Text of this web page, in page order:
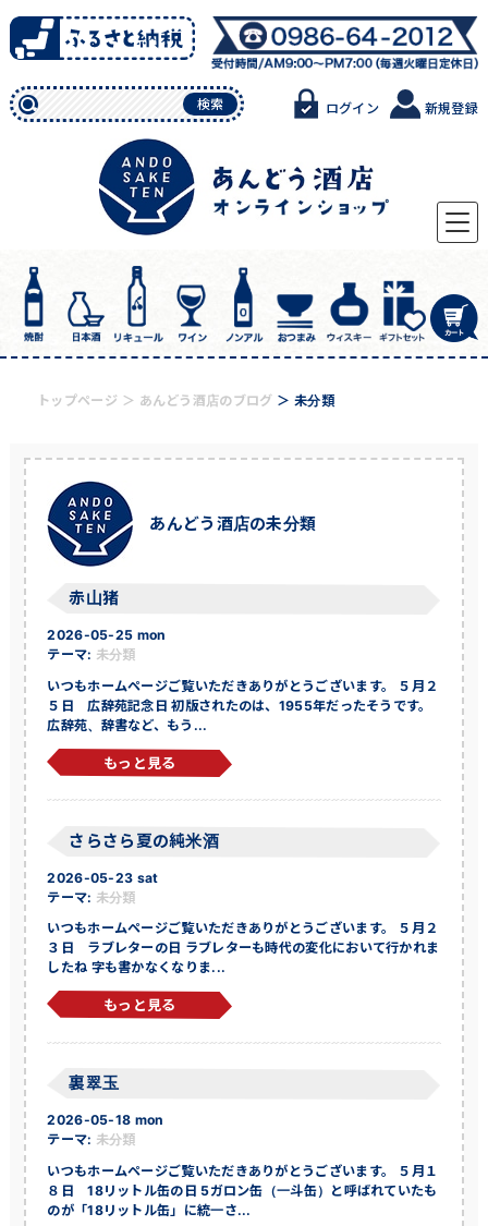
content
検索 ログイン 新規登録
トップページ あんどう酒店のブログ 未分類
あんどう酒店の未分類
赤山猪
2026-05-25 mon
テーマ: 未分類
いつもホームページご覧いただきありがとうございます。 ５月２
５日 広辞苑記念日 初版されたのは、1955年だったそうです。
広辞苑、辞書など、もう...
もっと見る
さらさら夏の純米酒
2026-05-23 sat
テーマ: 未分類
いつもホームページご覧いただきありがとうございます。 ５月２
３日 ラブレターの日 ラブレターも時代の変化において行かれま
したね 字も書かなくなりま...
もっと見る
裏翠玉
2026-05-18 mon
テーマ: 未分類
いつもホームページご覧いただきありがとうございます。 ５月１
８日 18リットル缶の日 5ガロン缶（一斗缶）と呼ばれていたも
のが「18リットル缶」に統一さ...